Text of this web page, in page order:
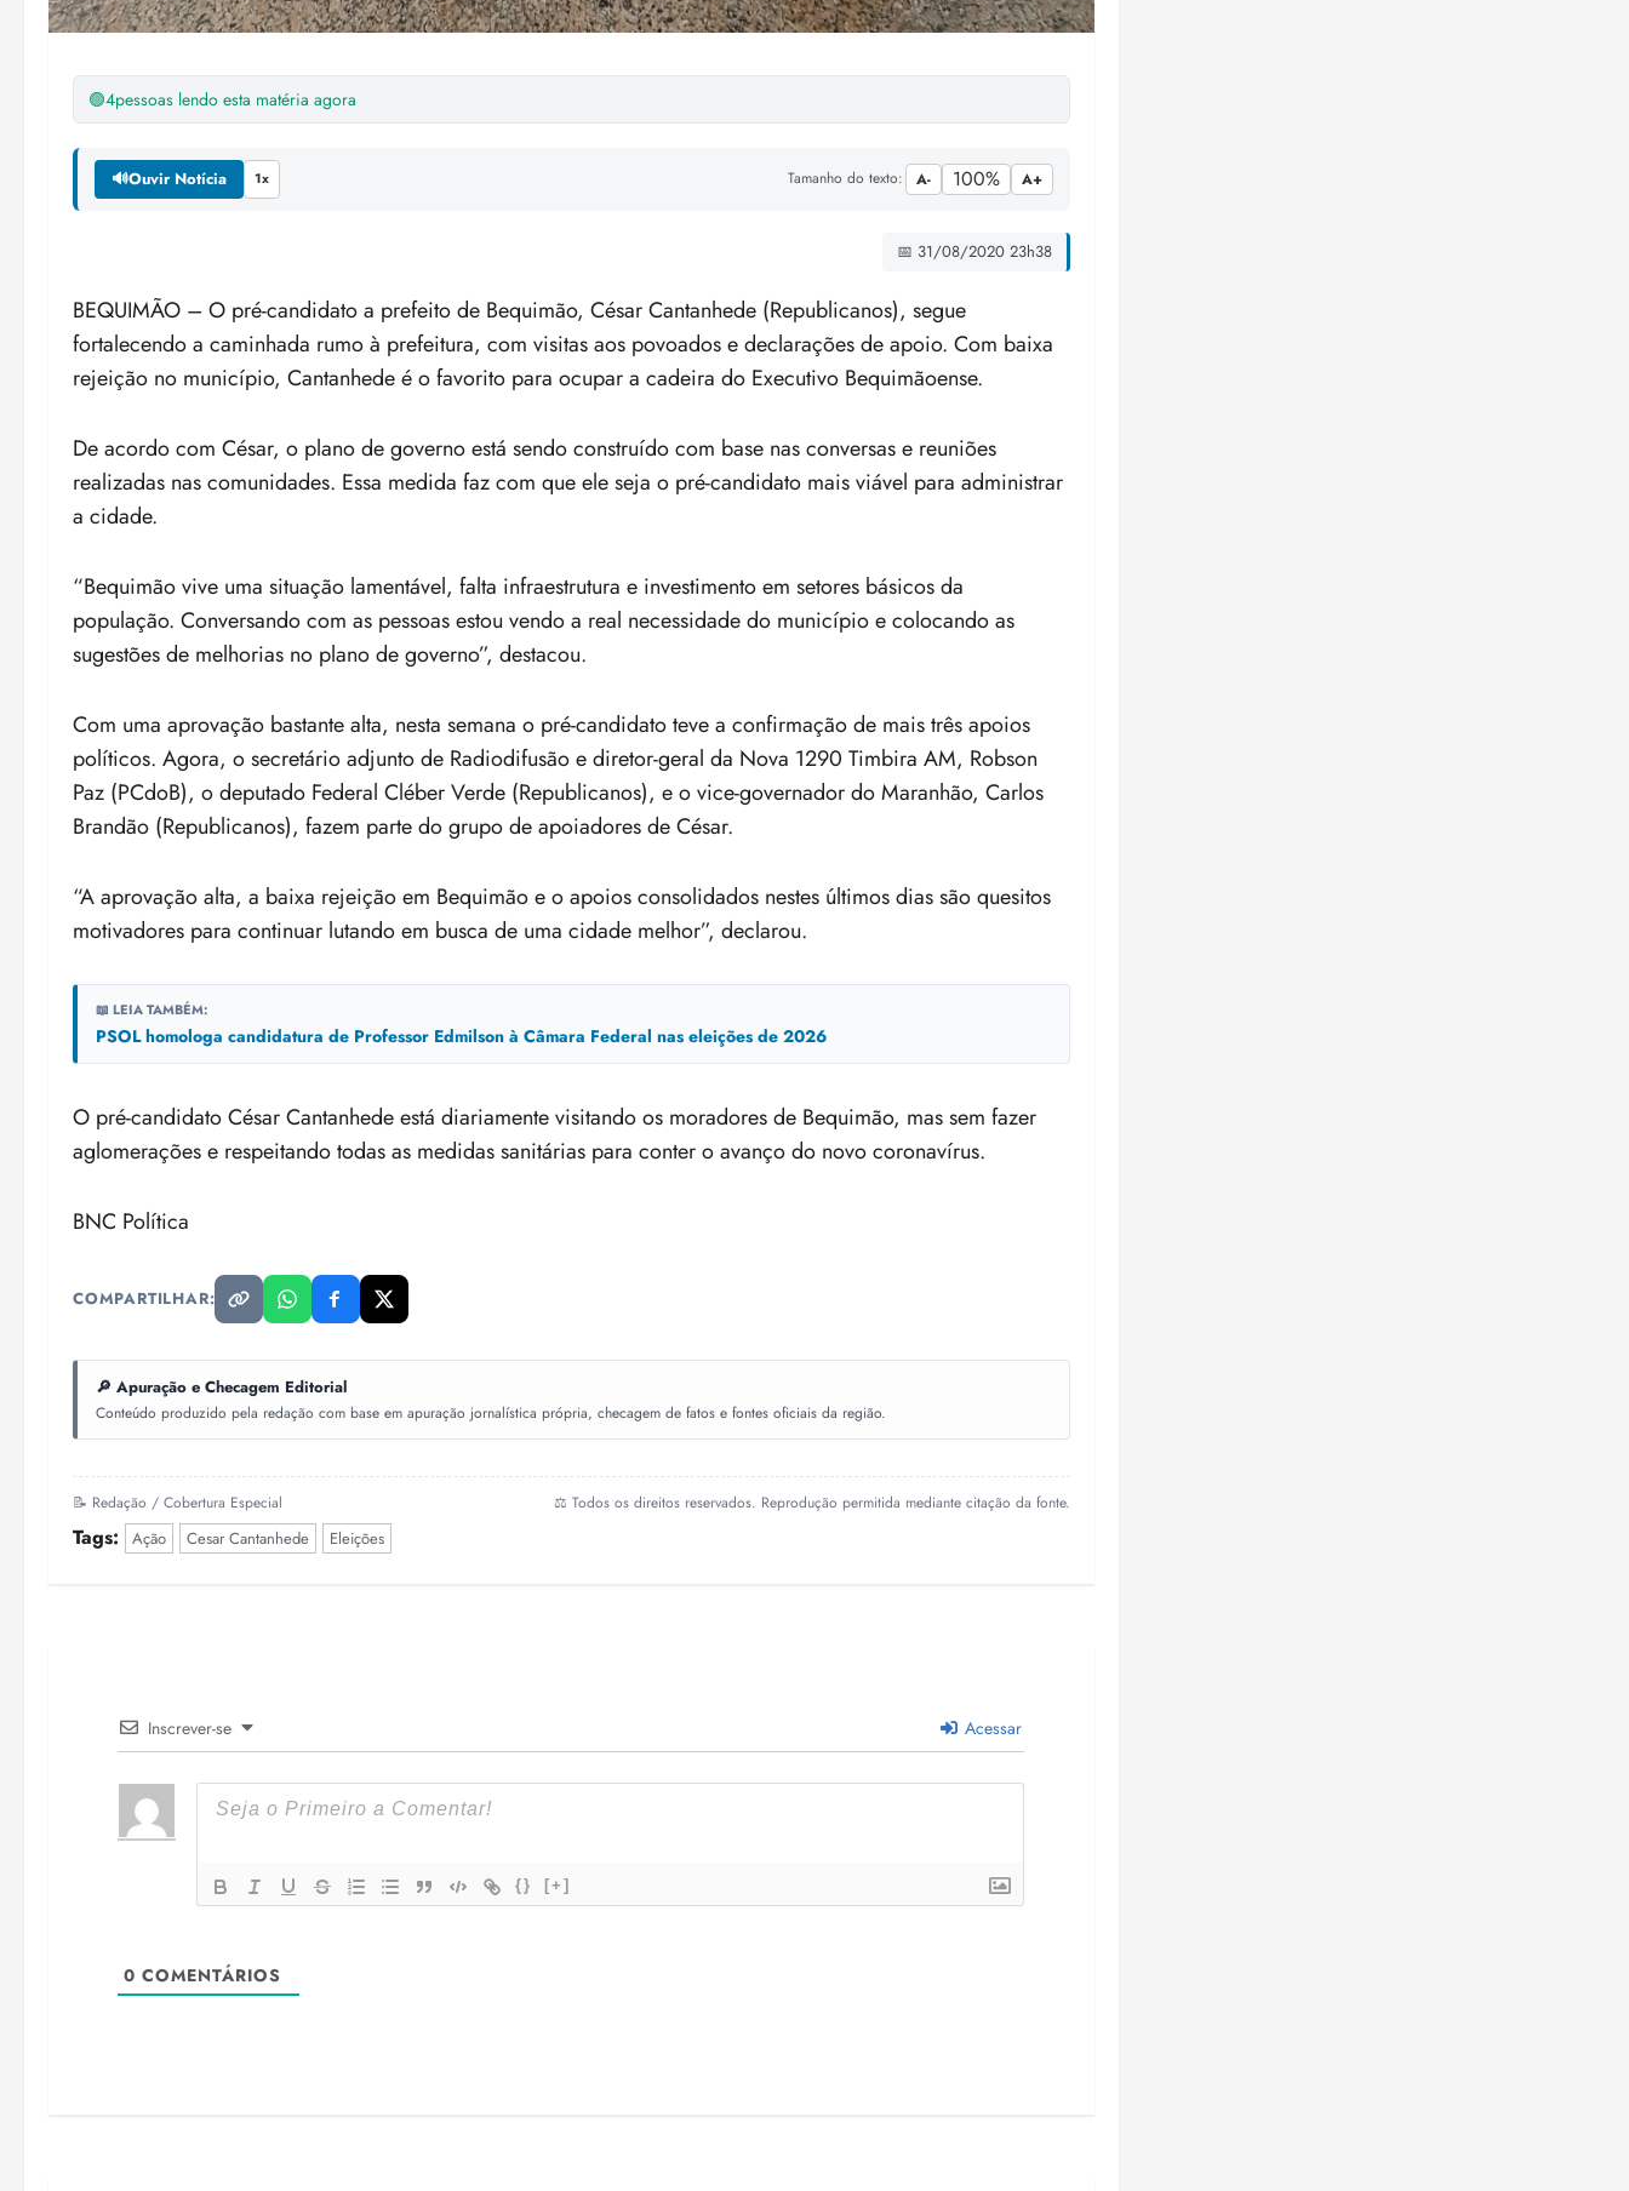
🟢4pessoas lendo esta matéria agora
🔊Ouvir Notícia 1x Tamanho do texto: A- 100% A+
📅 31/08/2020 23h38
BEQUIMÃO – O pré-candidato a prefeito de Bequimão, César Cantanhede (Republicanos), segue
fortalecendo a caminhada rumo à prefeitura, com visitas aos povoados e declarações de apoio. Com baixa
rejeição no município, Cantanhede é o favorito para ocupar a cadeira do Executivo Bequimãoense.
De acordo com César, o plano de governo está sendo construído com base nas conversas e reuniões
realizadas nas comunidades. Essa medida faz com que ele seja o pré-candidato mais viável para administrar
a cidade.
“Bequimão vive uma situação lamentável, falta infraestrutura e investimento em setores básicos da
população. Conversando com as pessoas estou vendo a real necessidade do município e colocando as
sugestões de melhorias no plano de governo”, destacou.
Com uma aprovação bastante alta, nesta semana o pré-candidato teve a confirmação de mais três apoios
políticos. Agora, o secretário adjunto de Radiodifusão e diretor-geral da Nova 1290 Timbira AM, Robson
Paz (PCdoB), o deputado Federal Cléber Verde (Republicanos), e o vice-governador do Maranhão, Carlos
Brandão (Republicanos), fazem parte do grupo de apoiadores de César.
“A aprovação alta, a baixa rejeição em Bequimão e o apoios consolidados nestes últimos dias são quesitos
motivadores para continuar lutando em busca de uma cidade melhor”, declarou.
📖 LEIA TAMBÉM:
PSOL homologa candidatura de Professor Edmilson à Câmara Federal nas eleições de 2026
O pré-candidato César Cantanhede está diariamente visitando os moradores de Bequimão, mas sem fazer
aglomerações e respeitando todas as medidas sanitárias para conter o avanço do novo coronavírus.
BNC Política
COMPARTILHAR:
🔎 Apuração e Checagem Editorial
Conteúdo produzido pela redação com base em apuração jornalística própria, checagem de fatos e fontes oficiais da região.
📝 Redação / Cobertura Especial ⚖️ Todos os direitos reservados. Reprodução permitida mediante citação da fonte.
Tags: Ação Cesar Cantanhede Eleições
Inscrever-se Acessar
{} [+]
0 COMENTÁRIOS